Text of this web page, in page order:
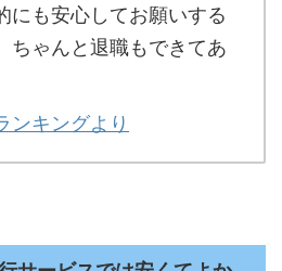
にも安心してお願いする
ちゃんと退職もできてあ
ンキングより